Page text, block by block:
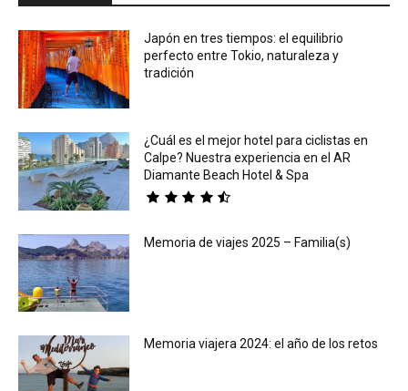
Japón en tres tiempos: el equilibrio
perfecto entre Tokio, naturaleza y
tradición
¿Cuál es el mejor hotel para ciclistas en
Calpe? Nuestra experiencia en el AR
Diamante Beach Hotel & Spa
Memoria de viajes 2025 – Familia(s)
Memoria viajera 2024: el año de los retos